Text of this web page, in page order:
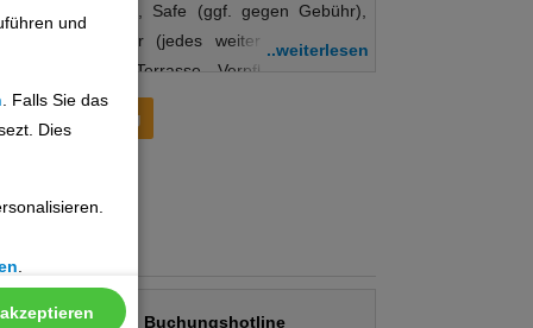
und
. Falls Sie das
Dies
Preisentwicklung
gegen Gebühr), Safe (ggf. gegen Gebühr),
und Handtücher (jedes weitere Set gegen
Balkon oder Terrasse. Verpflegung: Ohne
Ohne Gebühr: Saunabereich mit
(Montag und Donnerstag am
Uhr. Spät-Anreisen bitte telefonisch beim
dass bei Ankunft eine Kaution in Höhe von
Endreinigung gegen Gebühr: 53,- €
..weiterlesen
Buchungshotline